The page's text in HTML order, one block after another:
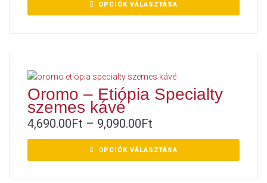
OPCIÓK VÁLASZTÁSA
Oromo – Etiópia Specialty
szemes kávé
4,690.00Ft – 9,090.00Ft
OPCIÓK VÁLASZTÁSA